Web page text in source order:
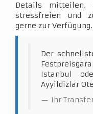
Details
stressfreien und
gerne zur Verfügung.
Der
Istanbul
Ayyildizlar
Ihr